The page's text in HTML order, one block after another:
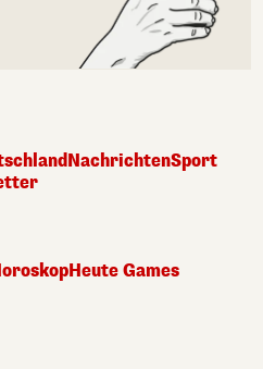
NachrichtenSport
Heute Games